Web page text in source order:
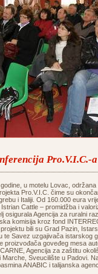
Pro.V.I.C.-a
u motelu Lovac,
Pro.V.I.C. čime su
i Italiji. Od 160.000 eura
Cattle – promidžba i
osigurala Agencija za ruralni
komisija kroz fond
bili su Grad Pazin,
te Savez uzgajivača istarskog
proizvođača goveđeg mesa
Agencija za zaštitu
Marche, Sveucilište u Padovi.
ANABIC i talijanska